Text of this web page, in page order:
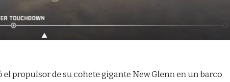
el propulsor de su cohete gigante New Glenn en un barco